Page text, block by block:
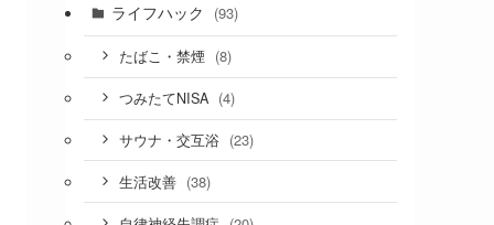
ライフハック (93)
たばこ・禁煙 (8)
つみたてNISA (4)
サウナ・交互浴 (23)
生活改善 (38)